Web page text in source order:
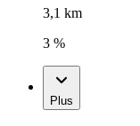
3,1 km
3 %
Plus